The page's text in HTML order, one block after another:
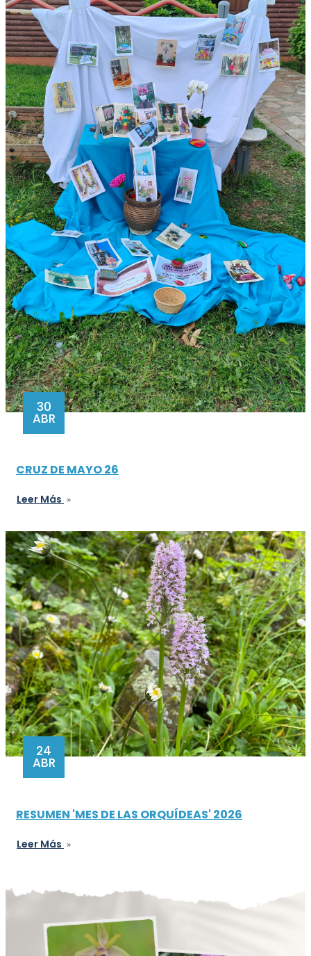
30
ABR
CRUZ DE MAYO 26
Leer Más
24
ABR
RESUMEN 'MES DE LAS ORQUÍDEAS' 2026
Leer Más